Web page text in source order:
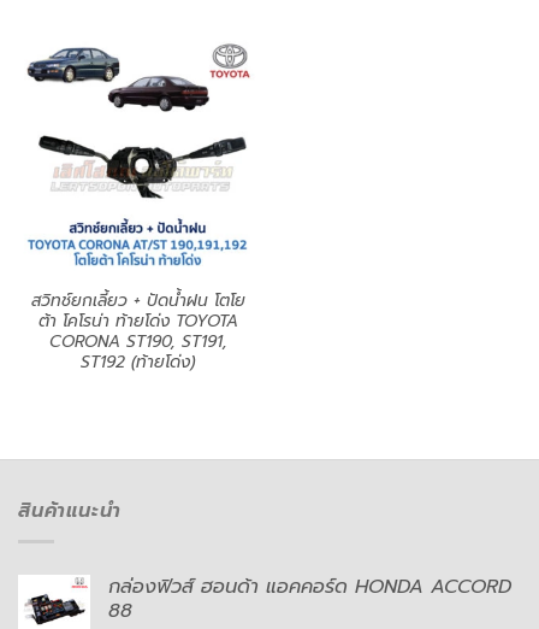
สวิทช์ยกเลี้ยว + ปัดน้ำฝน โตโย
ต้า โคโรน่า ท้ายโด่ง TOYOTA
CORONA ST190, ST191,
ST192 (ท้ายโด่ง)
สินค้าแนะนำ
กล่องฟิวส์ ฮอนด้า แอคคอร์ด HONDA ACCORD
88